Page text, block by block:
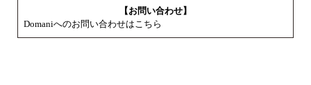
【お問い合わせ】
Domaniへのお問い合わせはこちら